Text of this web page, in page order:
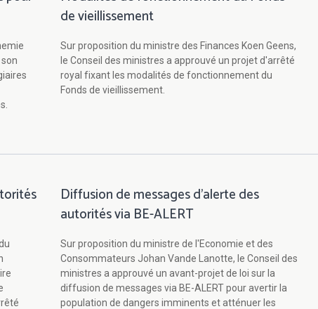
de vieillissement
Sur proposition du ministre des Finances Koen Geens,
le Conseil des ministres a approuvé un projet d'arrêté
royal fixant les modalités de fonctionnement du
Fonds de vieillissement.
Diffusion de messages d'alerte des
autorités via BE-ALERT
Sur proposition du ministre de l'Economie et des
Consommateurs Johan Vande Lanotte, le Conseil des
ministres a approuvé un avant-projet de loi sur la
diffusion de messages via BE-ALERT pour avertir la
population de dangers imminents et atténuer les